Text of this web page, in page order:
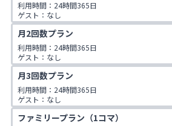
利用時間：24時間365日
ゲスト：なし
月2回数プラン
利用時間：24時間365日
ゲスト：なし
月3回数プラン
利用時間：24時間365日
ゲスト：なし
ファミリープラン（1コマ）